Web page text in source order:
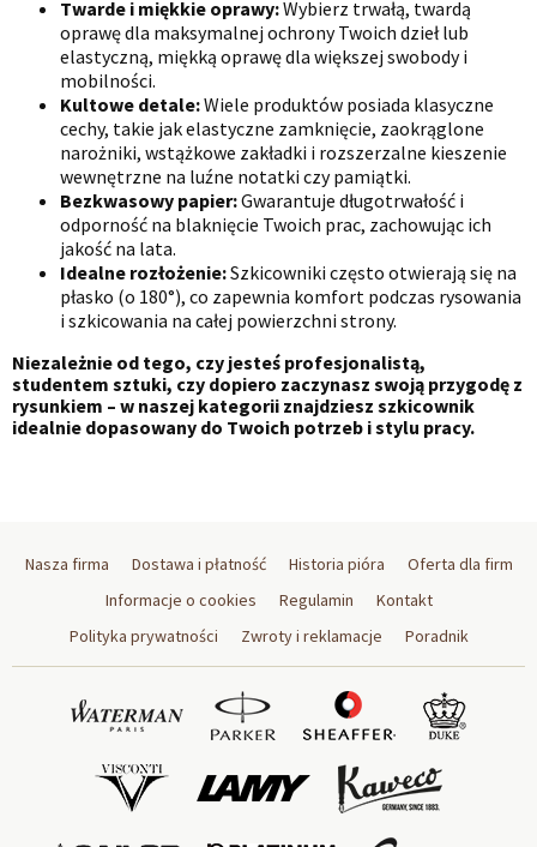
Twarde i miękkie oprawy:Wybierz trwałą, twardą
oprawę dla maksymalnej ochrony Twoich dzieł lub
elastyczną, miękką oprawę dla większej swobody i
mobilności.
Kultowe detale:Wiele produktów posiada klasyczne
cechy, takie jak elastyczne zamknięcie, zaokrąglone
narożniki, wstążkowe zakładki i rozszerzalne kieszenie
wewnętrzne na luźne notatki czy pamiątki.
Bezkwasowy papier:Gwarantuje długotrwałość i
odporność na blaknięcie Twoich prac, zachowując ich
jakość na lata.
Idealne rozłożenie:Szkicowniki często otwierają się na
płasko (o 180°), co zapewnia komfort podczas rysowania
i szkicowania na całej powierzchni strony.
Niezależnie od tego, czy jesteś profesjonalistą,
studentem sztuki, czy dopiero zaczynasz swoją przygodę z
rysunkiem – w naszej kategorii znajdziesz szkicownik
idealnie dopasowany do Twoich potrzeb i stylu pracy.
Nasza firma Dostawa i płatność Historia pióra
Oferta dla firm
Informacje o cookies
Regulamin
Kontakt
Polityka prywatności
Zwroty i reklamacje Poradnik